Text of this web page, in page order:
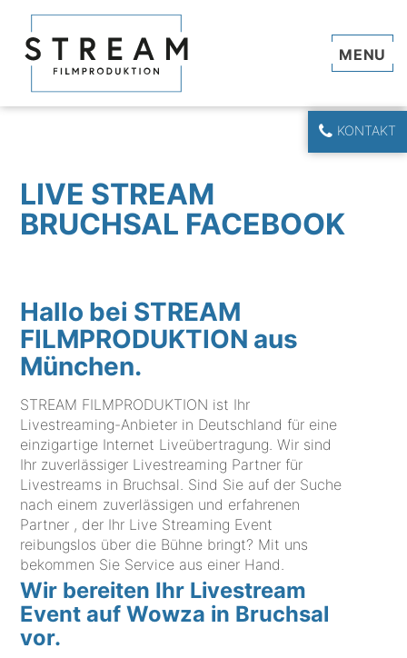
KONTAKT
LIVE STREAM
BRUCHSAL FACEBOOK
Hallo bei STREAM
FILMPRODUKTION aus
München.
STREAM FILMPRODUKTION ist Ihr
Livestreaming-Anbieter in Deutschland für eine
einzigartige Internet Liveübertragung. Wir sind
Ihr zuverlässiger Livestreaming Partner für
Livestreams in Bruchsal. Sind Sie auf der Suche
nach einem zuverlässigen und erfahrenen
Partner , der Ihr Live Streaming Event
reibungslos über die Bühne bringt? Mit uns
bekommen Sie Service aus einer Hand.
Wir bereiten Ihr Livestream
Event auf Wowza in Bruchsal
vor.